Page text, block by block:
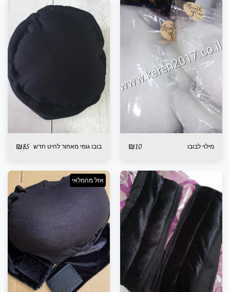
מילוי לבובו ₪10 בובו גומי מאחור להיט חדש ₪85
אזל מהמלאי